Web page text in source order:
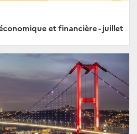
et financière - juillet